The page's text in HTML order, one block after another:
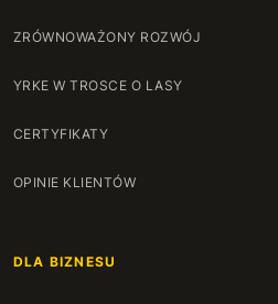
ZRÓWNOWAŻONY ROZWÓJ
YRKE W TROSCE O LASY
CERTYFIKATY
OPINIE KLIENTÓW
DLA BIZNESU